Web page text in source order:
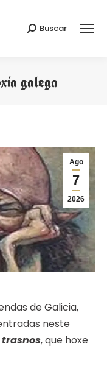
Search:
Buscar
galega
Ago
7
2026
de Galicia,
neste
trasnos, que hoxe